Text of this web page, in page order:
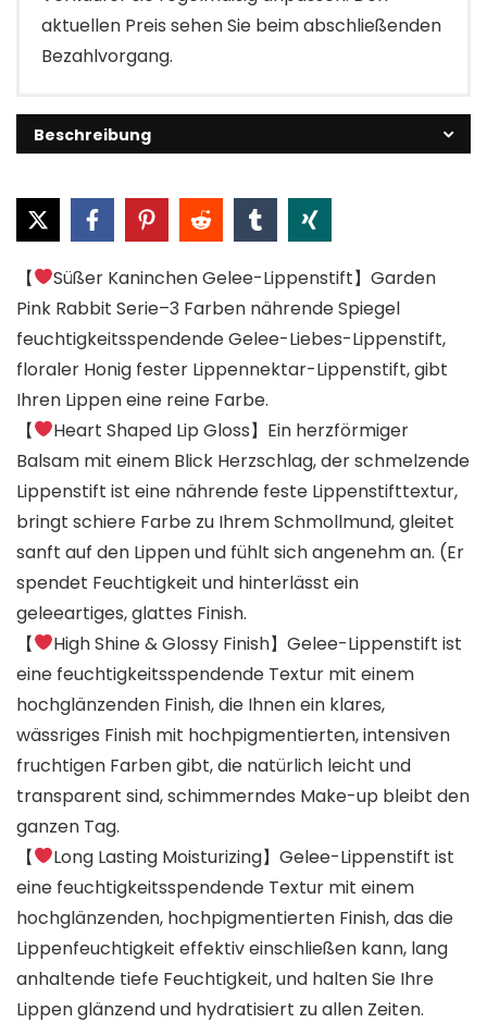
aktuellen Preis sehen Sie beim abschließenden
Bezahlvorgang.
Beschreibung
【
Süßer Kaninchen Gelee-Lippenstift】Garden
Pink Rabbit Serie–3 Farben nährende Spiegel
feuchtigkeitsspendende Gelee-Liebes-Lippenstift,
floraler Honig fester Lippennektar-Lippenstift, gibt
Ihren Lippen eine reine Farbe.
【
Heart Shaped Lip Gloss】Ein herzförmiger
Balsam mit einem Blick Herzschlag, der schmelzende
Lippenstift ist eine nährende feste Lippenstifttextur,
bringt schiere Farbe zu Ihrem Schmollmund, gleitet
sanft auf den Lippen und fühlt sich angenehm an. (Er
spendet Feuchtigkeit und hinterlässt ein
geleeartiges, glattes Finish.
【
High Shine & Glossy Finish】Gelee-Lippenstift ist
eine feuchtigkeitsspendende Textur mit einem
hochglänzenden Finish, die Ihnen ein klares,
wässriges Finish mit hochpigmentierten, intensiven
fruchtigen Farben gibt, die natürlich leicht und
transparent sind, schimmerndes Make-up bleibt den
ganzen Tag.
【
Long Lasting Moisturizing】Gelee-Lippenstift ist
eine feuchtigkeitsspendende Textur mit einem
hochglänzenden, hochpigmentierten Finish, das die
Lippenfeuchtigkeit effektiv einschließen kann, lang
anhaltende tiefe Feuchtigkeit, und halten Sie Ihre
Lippen glänzend und hydratisiert zu allen Zeiten.